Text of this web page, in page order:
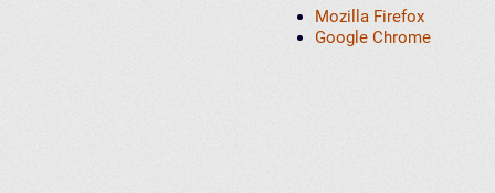
Mozilla Firefox
Google Chrome